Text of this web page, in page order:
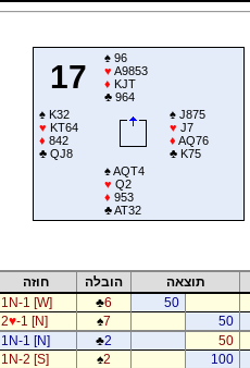
17
♠96
♥ A9853
♦ KJT
♣964
♠K32
♥ KT64
♦ 842
♣QJ8
♠J875
♥ J7
♦ AQ76
♣K75
♠AQT4
♥ Q2
♦ 953
♣AT32
תוצאה הובלה חוזה
50
♣6
1N-1 [W]
50
♠7
2♥-1 [N]
50
♣2
1N-1 [N]
100
♠2
1N-2 [S]